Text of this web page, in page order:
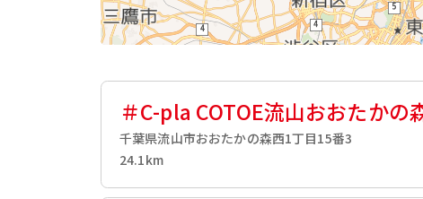
＃C-pla COTOE流山おおたかの
千葉県流山市おおたかの森西1丁目15番3
24.1km